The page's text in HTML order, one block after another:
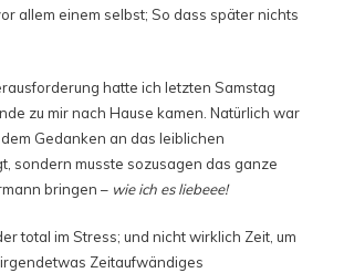
allem einem selbst; So dass später nichts
hatte ich letzten Samstag
zu mir nach Hause kamen. Natürlich war
Gedanken an das leiblichen
sondern musste sozusagen das ganze
bringen – wie ich es liebeee!
total im Stress; und nicht wirklich Zeit, um
Zeitaufwändiges